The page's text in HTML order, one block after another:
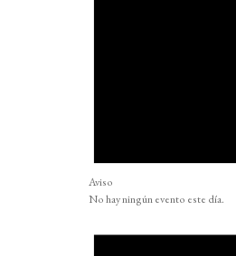
Aviso
No hay ningún evento este día.